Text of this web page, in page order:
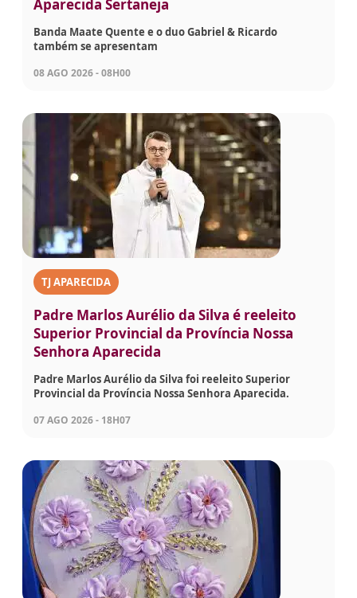
Aparecida Sertaneja
Banda Maate Quente e o duo Gabriel & Ricardo
também se apresentam
08 AGO 2026 - 08H00
TJ APARECIDA
Padre Marlos Aurélio da Silva é reeleito
Superior Provincial da Província Nossa
Senhora Aparecida
Padre Marlos Aurélio da Silva foi reeleito Superior
Provincial da Província Nossa Senhora Aparecida.
07 AGO 2026 - 18H07